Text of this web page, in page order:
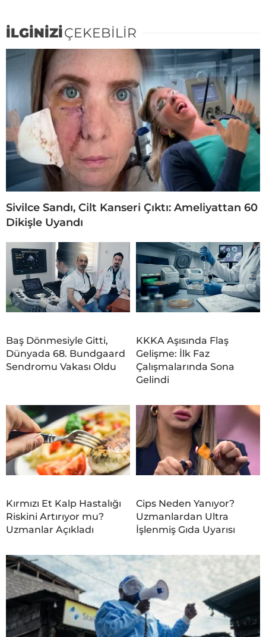
İLGİNİZİÇEKEBİLİR
Sivilce Sandı, Cilt Kanseri Çıktı: Ameliyattan 60
Dikişle Uyandı
Baş Dönmesiyle Gitti,
Dünyada 68. Bundgaard
Sendromu Vakası Oldu
KKKA Aşısında Flaş
Gelişme: İlk Faz
Çalışmalarında Sona
Gelindi
Kırmızı Et Kalp Hastalığı
Riskini Artırıyor mu?
Uzmanlar Açıkladı
Cips Neden Yanıyor?
Uzmanlardan Ultra
İşlenmiş Gıda Uyarısı